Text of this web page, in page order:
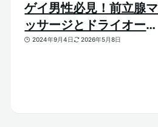
ゲイ男性必見！前立腺マ
ッサージとドライオーガ
ズム【はじめての前立腺
2024年9月4日 2026年5月8日